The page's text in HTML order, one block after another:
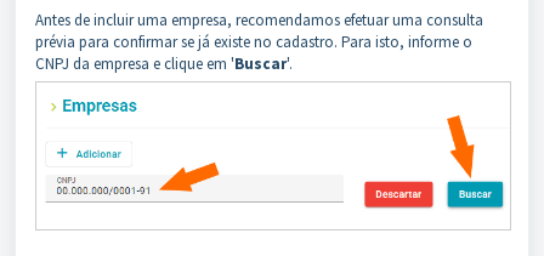
Antes de incluir uma empresa, recomendamos efetuar uma consulta
prévia para confirmar se já existe no cadastro. Para isto, informe o
CNPJ da empresa e clique em 'Buscar'.